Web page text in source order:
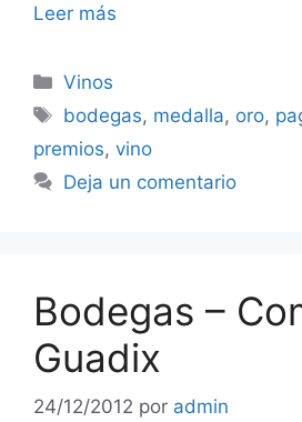
Leer más
Categorías
Vinos
Etiquetas
bodegas, medalla, oro,
premios, vino
Deja un comentario
Bodegas –
Guadix
24/12/2012 por admin